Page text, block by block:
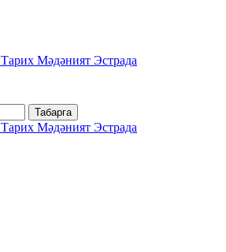
Тарих Мәдәният Эстрада
Табарга
Тарих Мәдәният Эстрада